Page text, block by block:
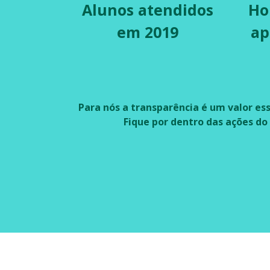
Alunos atendidos
em 2019
Para nós a transparência é um valor
Fique por dentro das ações